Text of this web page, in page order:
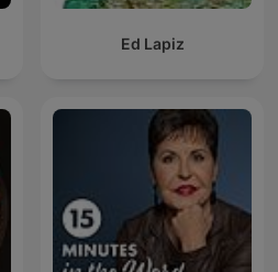
Ed Lapiz